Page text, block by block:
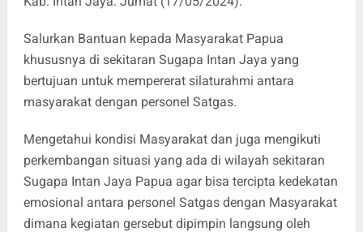
Salurkan Bantuan kepada Masyarakat Papua
khususnya di sekitaran Sugapa Intan Jaya yang
bertujuan untuk mempererat silaturahmi antara
masyarakat dengan personel Satgas.
Mengetahui kondisi Masyarakat dan juga mengikuti
perkembangan situasi yang ada di wilayah sekitaran
Sugapa Intan Jaya Papua agar bisa tercipta kedekatan
emosional antara personel Satgas dengan Masyarakat
dimana kegiatan gersebut dipimpin langsung oleh